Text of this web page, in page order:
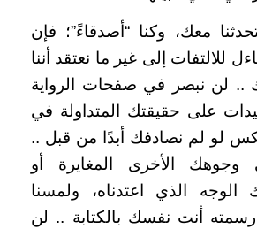
معك، وكنا “أصدقاءً”؛ فإن
للالتفات إلى غير ما نعتقد أننا
.. لن نبصر في صفحات الرواية
على حقيقتك المتداولة في
لو لم نصادفك أبدًا من قبل ..
الأخرى المغايرة أو
الوجه الذي اعتدناه، ولمسنا
أنت نفسك بالكتابة .. لن